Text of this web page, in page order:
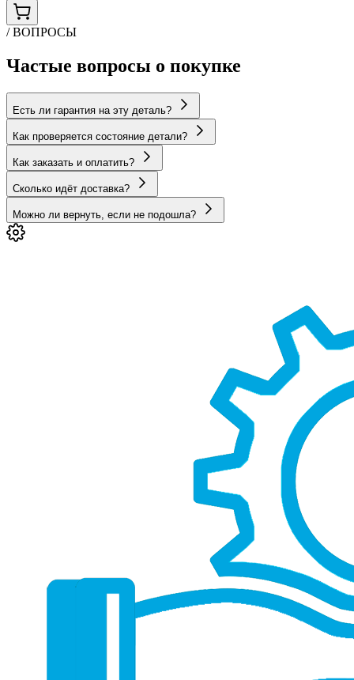
/ ВОПРОСЫ
Частые вопросы о покупке
Есть ли гарантия на эту деталь?
Как проверяется состояние детали?
Как заказать и оплатить?
Сколько идёт доставка?
Можно ли вернуть, если не подошла?